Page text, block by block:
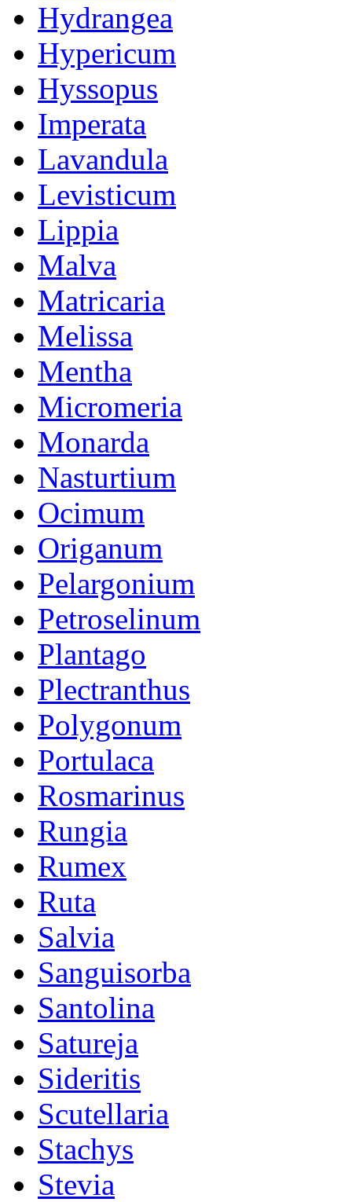
Hydrangea
Hypericum
Hyssopus
Imperata
Lavandula
Levisticum
Lippia
Malva
Matricaria
Melissa
Mentha
Micromeria
Monarda
Nasturtium
Ocimum
Origanum
Pelargonium
Petroselinum
Plantago
Plectranthus
Polygonum
Portulaca
Rosmarinus
Rungia
Rumex
Ruta
Salvia
Sanguisorba
Santolina
Satureja
Sideritis
Scutellaria
Stachys
Stevia